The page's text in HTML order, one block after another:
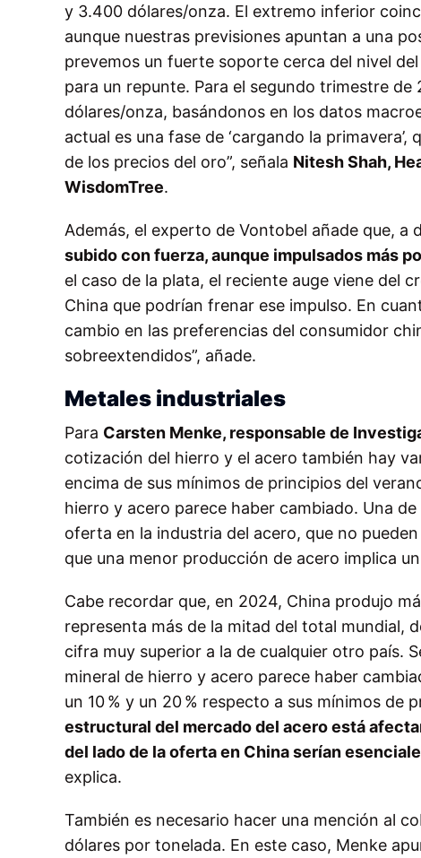
y 3.400 dólares/onza. El extremo inferior
aunque nuestras previsiones apuntan a una
prevemos un fuerte soporte cerca del nivel
para un repunte. Para el segundo trimestre
dólares/onza, basándonos en los datos
actual es una fase de ‘cargando la
de los precios del oro”, señala Nitesh Shah,
WisdomTree.
Además, el experto de Vontobel añade que, a
subido con fuerza, aunque impulsados más
el caso de la plata, el reciente auge viene del
China que podrían frenar ese impulso. En
cambio en las preferencias del consumidor
sobreextendidos”, añade.
Metales industriales
Para Carsten Menke, responsable de
cotización del hierro y el acero también hay
encima de sus mínimos de principios del
hierro y acero parece haber cambiado. Una
oferta en la industria del acero, que no
que una menor producción de acero implica
Cabe recordar que, en 2024, China produjo
representa más de la mitad del total mundial,
cifra muy superior a la de cualquier otro país.
mineral de hierro y acero parece haber
un 10 % y un 20 % respecto a sus mínimos de
estructural del mercado del acero está
del lado de la oferta en China serían
explica.
También es necesario hacer una mención al
dólares por tonelada. En este caso, Menke